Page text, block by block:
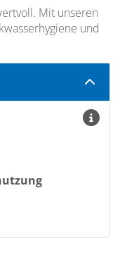
Mit unseren
und